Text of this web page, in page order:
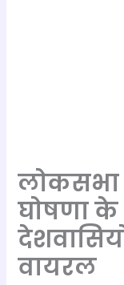
लोकसभा
घोषणा के
वायरल